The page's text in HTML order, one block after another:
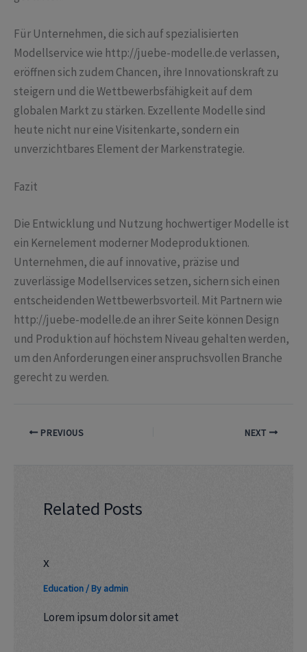
Für Unternehmen, die sich auf spezialisierten
Modellservice wie http://juebe-modelle.de verlassen,
eröffnen sich zudem Chancen, ihre Innovationskraft zu
steigern und die Wettbewerbsfähigkeit auf dem
globalen Markt zu stärken. Exzellente Modelle sind
heute nicht nur eine Visitenkarte, sondern ein
unverzichtbares Element der Markenstrategie.
Fazit
Die Entwicklung und Nutzung hochwertiger Modelle ist
ein Kernelement moderner Modeproduktionen.
Unternehmen, die auf innovative, präzise und
zuverlässige Modellservices setzen, sichern sich einen
entscheidenden Wettbewerbsvorteil. Mit Partnern wie
http://juebe-modelle.de an ihrer Seite können Design
und Produktion auf höchstem Niveau gehalten werden,
um den Anforderungen einer anspruchsvollen Branche
gerecht zu werden.
PREVIOUS NEXT
Related Posts
x
Education/ By admin
Lorem ipsum dolor sit amet